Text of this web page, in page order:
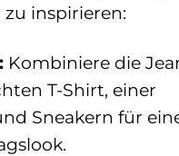
inspirieren:
Kombiniere die
T-Shirt, einer
Sneakern für